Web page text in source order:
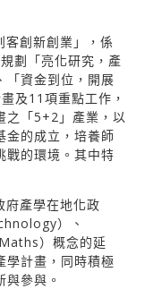
客創新創業」，係
劃「亮化研究，產
「資金到位，開展
及11項重點工作，
之「5+2」產業，以
金的成立，培養師
戰的環境。其中特
府產學在地化政
）、
）概念的延
學計畫，同時積極
參與。